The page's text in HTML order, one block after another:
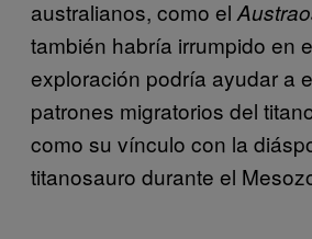
australianos, como el
también habría irrumpido en
exploración podría ayudar a
patrones migratorios del
como su vínculo con la
titanosauro durante el